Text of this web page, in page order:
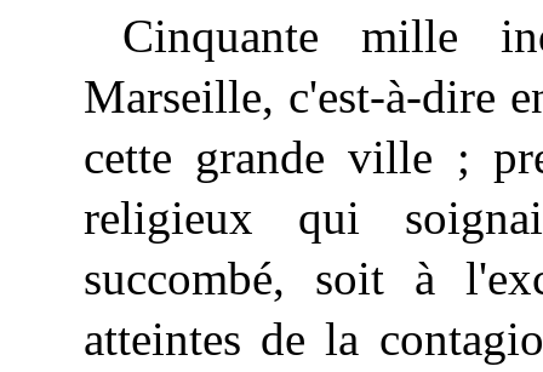
Cinquante mille
Marseille, c'est-à-dire
cette grande ville ;
religieux qui
succombé, soit à
atteintes de la